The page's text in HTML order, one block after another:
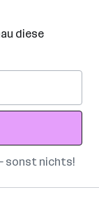
diese
sonst nichts!